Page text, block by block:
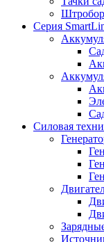
Серия
Силовая